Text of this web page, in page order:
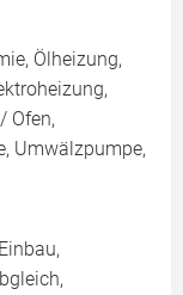
Ölheizung,
Ofen,
Umwälzpumpe,